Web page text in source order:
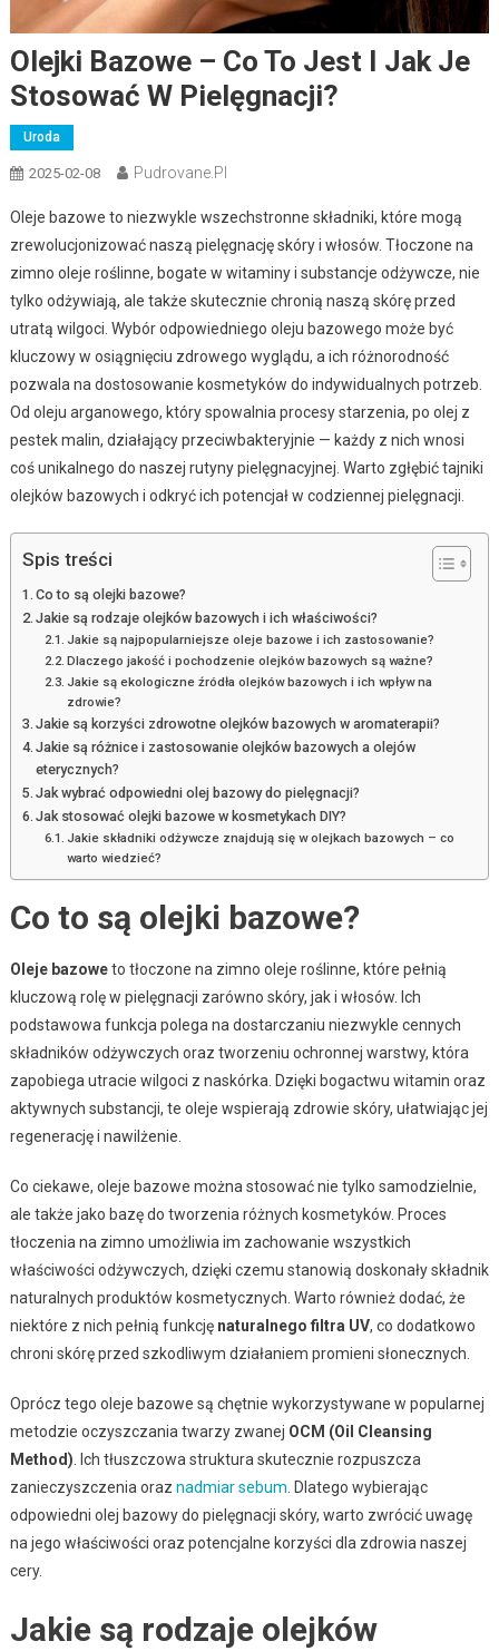
Olejki Bazowe – Co To Jest I Jak Je
Stosować W Pielęgnacji?
Uroda
2025-02-08 Pudrovane.pl
Oleje bazowe to niezwykle wszechstronne składniki, które mogą
zrewolucjonizować naszą pielęgnację skóry i włosów. Tłoczone na
zimno oleje roślinne, bogate w witaminy i substancje odżywcze, nie
tylko odżywiają, ale także skutecznie chronią naszą skórę przed
utratą wilgoci. Wybór odpowiedniego oleju bazowego może być
kluczowy w osiągnięciu zdrowego wyglądu, a ich różnorodność
pozwala na dostosowanie kosmetyków do indywidualnych potrzeb.
Od oleju arganowego, który spowalnia procesy starzenia, po olej z
pestek malin, działający przeciwbakteryjnie — każdy z nich wnosi
coś unikalnego do naszej rutyny pielęgnacyjnej. Warto zgłębić tajniki
olejków bazowych i odkryć ich potencjał w codziennej pielęgnacji.
Spis treści
Co to są olejki bazowe?
Jakie są rodzaje olejków bazowych i ich właściwości?
Jakie są najpopularniejsze oleje bazowe i ich zastosowanie?
Dlaczego jakość i pochodzenie olejków bazowych są ważne?
Jakie są ekologiczne źródła olejków bazowych i ich wpływ na
zdrowie?
Jakie są korzyści zdrowotne olejków bazowych w aromaterapii?
Jakie są różnice i zastosowanie olejków bazowych a olejów
eterycznych?
Jak wybrać odpowiedni olej bazowy do pielęgnacji?
Jak stosować olejki bazowe w kosmetykach DIY?
Jakie składniki odżywcze znajdują się w olejkach bazowych – co
warto wiedzieć?
Co to są olejki bazowe?
Oleje bazoweto tłoczone na zimno oleje roślinne, które pełnią
kluczową rolę w pielęgnacji zarówno skóry, jak i włosów. Ich
podstawowa funkcja polega na dostarczaniu niezwykle cennych
składników odżywczych oraz tworzeniu ochronnej warstwy, która
zapobiega utracie wilgoci z naskórka. Dzięki bogactwu witamin oraz
aktywnych substancji, te oleje wspierają zdrowie skóry, ułatwiając jej
regenerację i nawilżenie.
Co ciekawe, oleje bazowe można stosować nie tylko samodzielnie,
ale także jako bazę do tworzenia różnych kosmetyków. Proces
tłoczenia na zimno umożliwia im zachowanie wszystkich
właściwości odżywczych, dzięki czemu stanowią doskonały składnik
naturalnych produktów kosmetycznych. Warto również dodać, że
niektóre z nich pełnią funkcję naturalnego filtra UV, co dodatkowo
chroni skórę przed szkodliwym działaniem promieni słonecznych.
Oprócz tego oleje bazowe są chętnie wykorzystywane w popularnej
metodzie oczyszczania twarzy zwanej OCM (Oil Cleansing
Method) . Ich tłuszczowa struktura skutecznie rozpuszcza
zanieczyszczenia oraz nadmiar sebum . Dlatego wybierając
odpowiedni olej bazowy do pielęgnacji skóry, warto zwrócić uwagę
na jego właściwości oraz potencjalne korzyści dla zdrowia naszej
cery.
Jakie są rodzaje olejków